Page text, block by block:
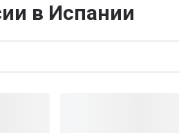
в Испании